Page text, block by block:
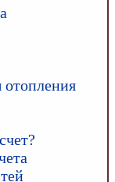
отопления